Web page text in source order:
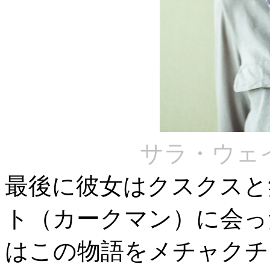
サラ・ウェ
最後に彼女はクスクス
ト（カークマン）に会
はこの物語をメチャク